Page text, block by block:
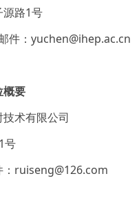
源路1号
yuchen@ihep.ac.cn
概要
术有限公司
号